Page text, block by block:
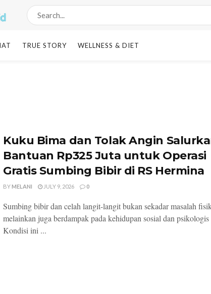
TRUE STORY WELLNESS & DIET
Kuku Bima dan Tolak Angin
Bantuan Rp325 Juta untuk Operasi
Gratis Sumbing Bibir di RS Hermina
BYMELANI JULY 9, 2026 0
Sumbing bibir dan celah langit-langit bukan sekadar masalah
melainkan juga berdampak pada kehidupan sosial dan psikologis
Kondisi ini ...